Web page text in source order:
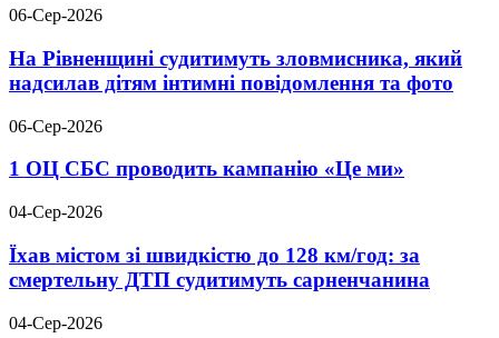
06-Сер-2026
На Рівненщині судитимуть зловмисника, який
надсилав дітям інтимні повідомлення та фото
06-Сер-2026
1 ОЦ СБС проводить кампанію «Це ми»
04-Сер-2026
Їхав містом зі швидкістю до 128 км/год: за
смертельну ДТП судитимуть сарненчанина
04-Сер-2026